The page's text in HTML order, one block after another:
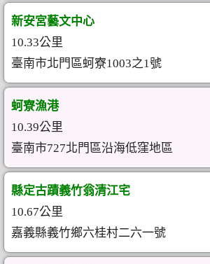
新安宮藝文中心
10.33公里
臺南市北門區蚵寮1003之1號
蚵寮漁港
10.39公里
臺南市727北門區沿海低窪地區
縣定古蹟義竹翁清江宅
10.67公里
嘉義縣義竹鄉六桂村二六一號